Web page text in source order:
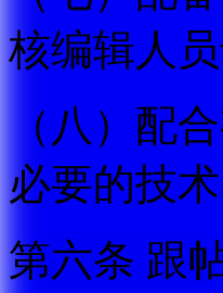
核编辑人员
（八）配
必要的技
第六条 跟